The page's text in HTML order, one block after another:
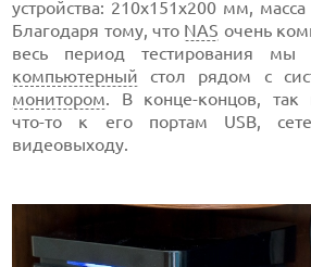
устройства: 210х151х200 мм,
Благодаря тому, что NAS очень
весь период тестирования мы
компьютерный стол рядом с
монитором. В конце-концов, так
что-то к его портам USB,
видеовыходу.